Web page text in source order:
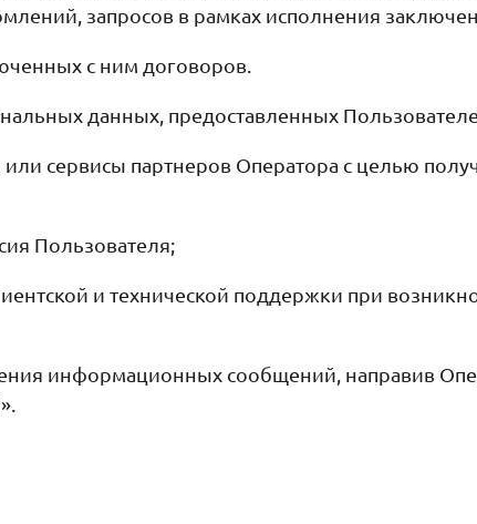
запросов в рамках исполнения
с ним договоров.
данных, предоставленных
сервисы партнеров Оператора с целью
Пользователя;
и технической поддержки при
информационных сообщений, направив